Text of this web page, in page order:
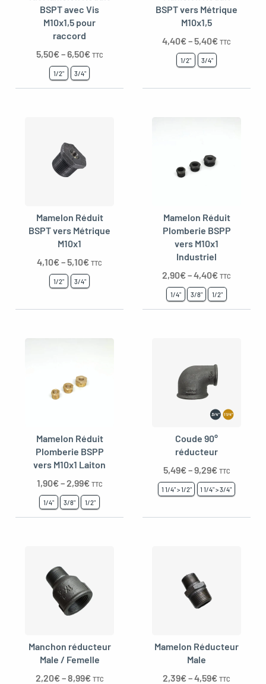
BSPT avec Vis
M10x1,5 pour
raccord
5,50€–6,50€ TTC
1/2" 3/4"
BSPT vers Métrique
M10x1,5
4,40€–5,40€ TTC
1/2" 3/4"
Mamelon Réduit
BSPT vers Métrique
M10x1
4,10€–5,10€ TTC
1/2" 3/4"
Mamelon Réduit
Plomberie BSPP
vers M10x1
Industriel
2,90€–4,40€ TTC
1/4" 3/8" 1/2"
Mamelon Réduit
Plomberie BSPP
vers M10x1 Laiton
1,90€–2,99€ TTC
1/4" 3/8" 1/2"
Coude 90°
réducteur
5,49€–9,29€ TTC
1 1/4" > 1/2" 1 1/4" > 3/4"
Manchon réducteur
Male / Femelle
2,20€–8,99€ TTC
Mamelon Réducteur
Male
2,39€–4,59€ TTC
menu